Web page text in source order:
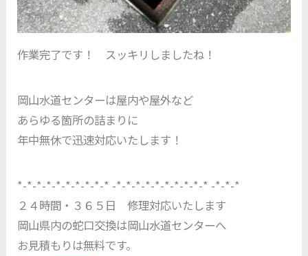
作業完了です！ スッキリしましたね！
岡山水道センターは屋内や屋外など
あらゆる箇所の詰まりに
年中無休で迅速対応いたします！
*-*-*-*-*-*-*-*-*-* -*-*-*-*-*-*-*-*-*-* -*-*-*
２４時間・３６５日 修理対応いたします
岡山県内の蛇口交換は岡山水道センターへ
お見積もりは無料です。